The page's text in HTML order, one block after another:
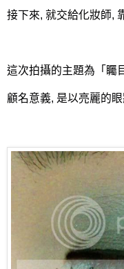
接下來, 就交給化妝師,
這次拍攝的主題為「矚
顧名意義, 是以亮麗的眼